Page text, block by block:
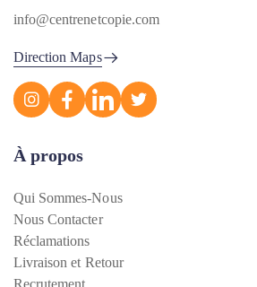
info@centrenetcopie.com
Direction Maps
À propos
Qui Sommes-Nous
Nous Contacter
Réclamations
Livraison et Retour